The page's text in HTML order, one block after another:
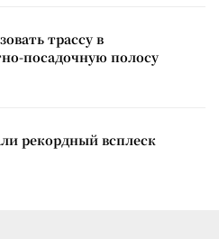
трассу в
посадочную полосу
рекордный всплеск